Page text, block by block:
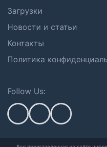
Загрузки
Новости и статьи
Контакты
Политика
Follow Us: